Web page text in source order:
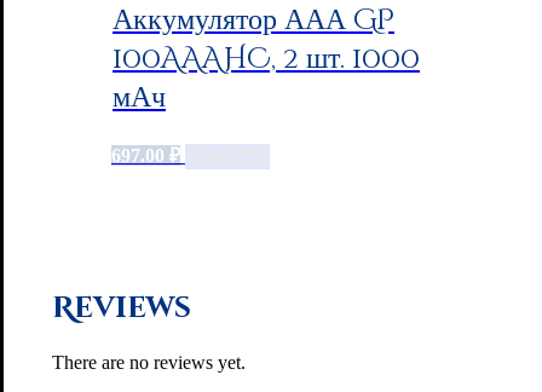
Аккумулятор ААА GP
100AAAHC, 2 шт. 1000
мАч
697.00 ₽
Reviews
There are no reviews yet.